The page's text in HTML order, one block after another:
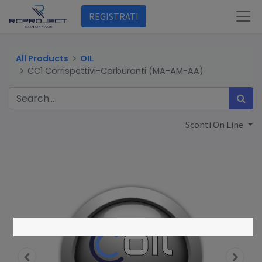
REGISTRATI
All Products
OIL
CC1 Corrispettivi-Carburanti (MA-AM-AA)
Sconti On Line